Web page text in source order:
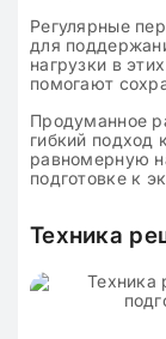
Регулярные
для
нагрузки в
помогают
Продуманное
гибкий подход
равномерную
подготовке к
Техника